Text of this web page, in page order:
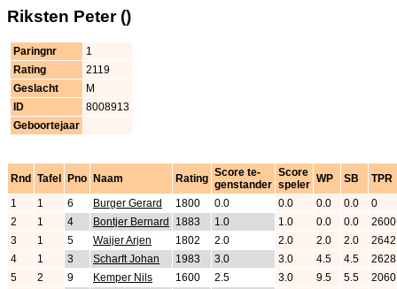
Riksten Peter ()
Paringnr
1
Rating
2119
Geslacht
M
ID
8008913
Geboortejaar
Rnd Tafel Pno Naam Rating Score te-
genstander
Score
speler WP SB
TPR
1
1 6 Burger Gerard 1800 0.0 0.0 0.0 0.0
0
2
1 4 Bontjer Bernard 1883 1.0 1.0 0.0 0.0
2600
3
1 5 Waijer Arjen 1802 2.0 2.0 2.0 2.0
2642
4
1 3 Scharft Johan 1983 3.0 3.0 4.5 4.5
2628
5
2 9 Kemper Nils 1600 2.5 3.0 9.5 5.5
2060